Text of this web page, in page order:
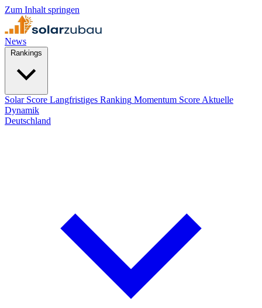
Zum Inhalt springen
News
Solar Score Langfristiges Ranking Momentum Score Aktuelle
Dynamik
Deutschland